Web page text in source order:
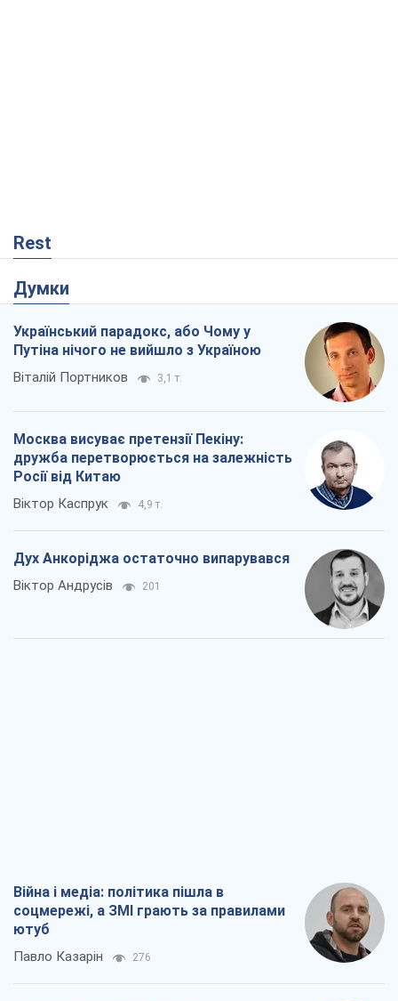
Rest
Думки
Український парадокс, або Чому у
Путіна нічого не вийшло з Україною
Віталій Портников 3,1 т.
Москва висуває претензії Пекіну:
дружба перетворюється на залежність
Росії від Китаю
Віктор Каспрук 4,9 т.
Дух Анкоріджа остаточно випарувався
Віктор Андрусів 201
Війна і медіа: політика пішла в
соцмережі, а ЗМІ грають за правилами
ютуб
Павло Казарін 276